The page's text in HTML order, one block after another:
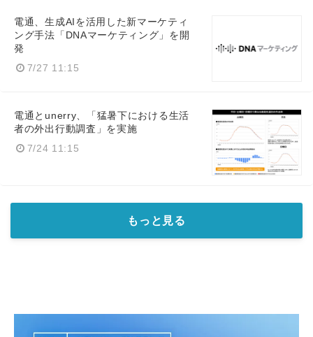
電通、生成AIを活用した新マーケティ
ング手法「DNAマーケティング」を開
発
7/27 11:15
電通とunerry、「猛暑下における生活
者の外出行動調査」を実施
7/24 11:15
もっと見る